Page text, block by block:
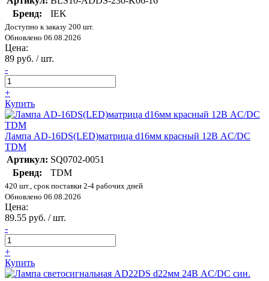
Бренд:
IEK
Доступно к заказу 200 шт.
Обновлено 06.08.2026
Цена:
89 руб. / шт.
-
+
Купить
Лампа AD-16DS(LED)матрица d16мм красный 12В AC/DC
TDM
Артикул: SQ0702-0051
Бренд:
TDM
420 шт., срок поставки 2-4 рабочих дней
Обновлено 06.08.2026
Цена:
89.55 руб. / шт.
-
+
Купить